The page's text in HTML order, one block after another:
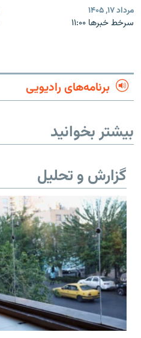
مرداد ۱۷, ۱۴۰۵
سرخط خبرها ۱۱:۰۰
برنامه‌های رادیویی
بیشتر بخوانید
گزارش و تحلیل